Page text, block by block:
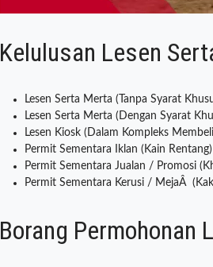
Kelulusan Lesen
Lesen Serta Merta (Tanpa Syarat
Lesen Serta Merta (Dengan Syarat
Lesen Kiosk (Dalam Kompleks
Permit Sementara Iklan (Kain Rentang)
Permit Sementara Jualan / Promosi
Permit Sementara Kerusi / MejaÂ
Borang Permohonan